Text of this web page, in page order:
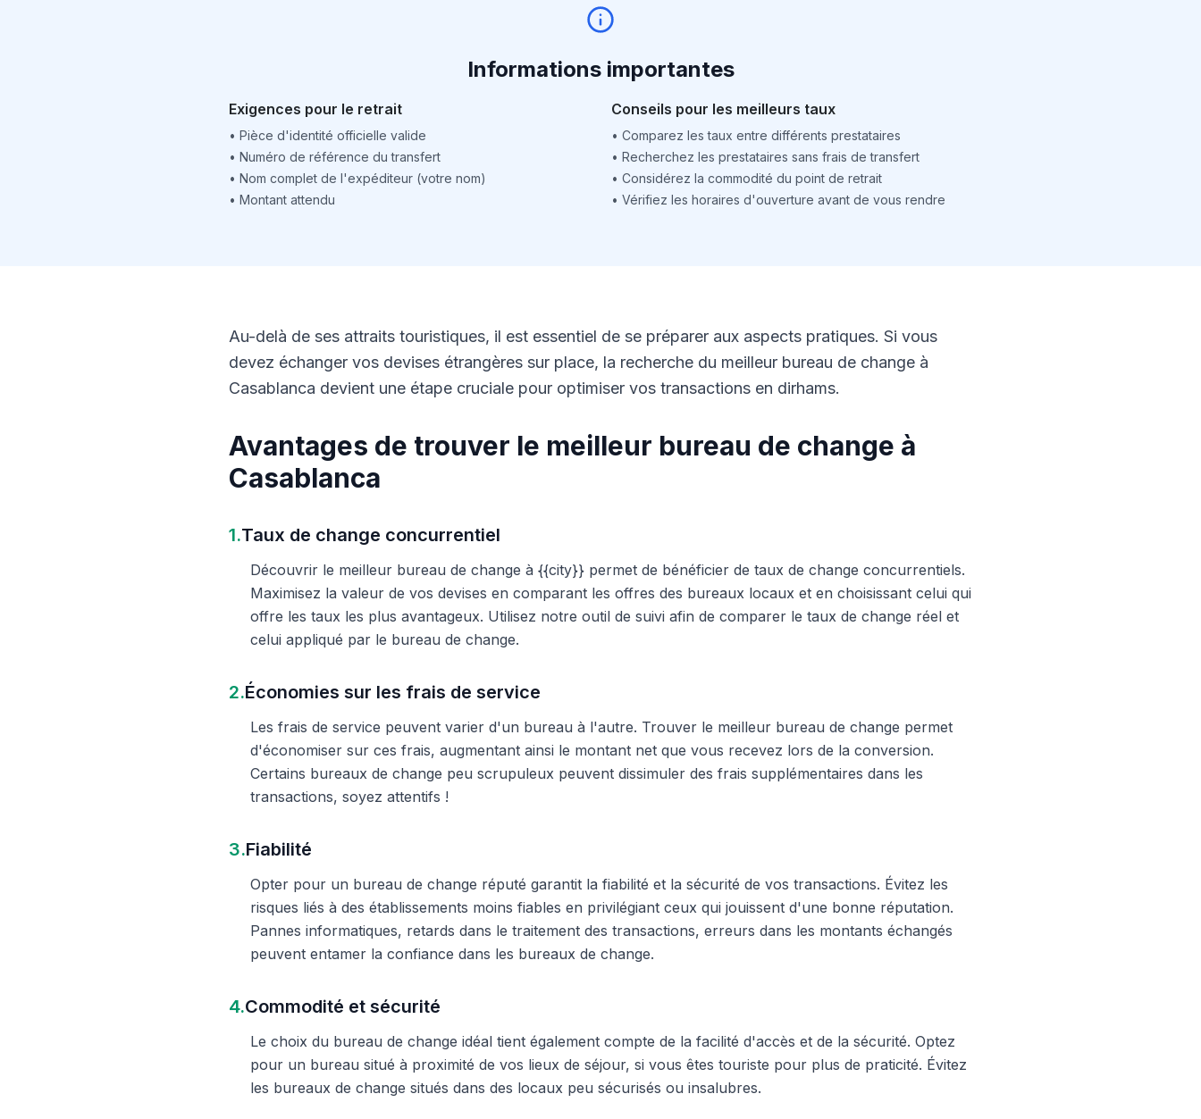
Informations importantes
Exigences pour le retrait
• Pièce d'identité officielle valide
• Numéro de référence du transfert
• Nom complet de l'expéditeur (votre nom)
• Montant attendu
Conseils pour les meilleurs taux
• Comparez les taux entre différents prestataires
• Recherchez les prestataires sans frais de transfert
• Considérez la commodité du point de retrait
• Vérifiez les horaires d'ouverture avant de vous rendre
Au-delà de ses attraits touristiques, il est essentiel de se préparer aux aspects pratiques. Si vous
devez échanger vos devises étrangères sur place, la recherche du meilleur bureau de change à
Casablanca devient une étape cruciale pour optimiser vos transactions en dirhams.
Avantages de trouver le meilleur bureau de change à
Casablanca
1.Taux de change concurrentiel
Découvrir le meilleur bureau de change à {{city}} permet de bénéficier de taux de change concurrentiels.
Maximisez la valeur de vos devises en comparant les offres des bureaux locaux et en choisissant celui qui
offre les taux les plus avantageux. Utilisez notre outil de suivi afin de comparer le taux de change réel et
celui appliqué par le bureau de change.
2.Économies sur les frais de service
Les frais de service peuvent varier d'un bureau à l'autre. Trouver le meilleur bureau de change permet
d'économiser sur ces frais, augmentant ainsi le montant net que vous recevez lors de la conversion.
Certains bureaux de change peu scrupuleux peuvent dissimuler des frais supplémentaires dans les
transactions, soyez attentifs !
3.Fiabilité
Opter pour un bureau de change réputé garantit la fiabilité et la sécurité de vos transactions. Évitez les
risques liés à des établissements moins fiables en privilégiant ceux qui jouissent d'une bonne réputation.
Pannes informatiques, retards dans le traitement des transactions, erreurs dans les montants échangés
peuvent entamer la confiance dans les bureaux de change.
4.Commodité et sécurité
Le choix du bureau de change idéal tient également compte de la facilité d'accès et de la sécurité. Optez
pour un bureau situé à proximité de vos lieux de séjour, si vous êtes touriste pour plus de praticité. Évitez
les bureaux de change situés dans des locaux peu sécurisés ou insalubres.